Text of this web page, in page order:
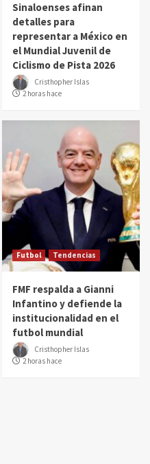
Sinaloenses afinan
detalles para
representar a México en
el Mundial Juvenil de
Ciclismo de Pista 2026
Cristhopher Islas
2 horas hace
Futbol Tendencias
FMF respalda a Gianni
Infantino y defiende la
institucionalidad en el
futbol mundial
Cristhopher Islas
2 horas hace